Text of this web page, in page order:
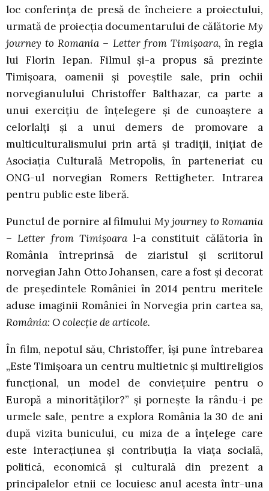
loc conferința de presă de încheiere a proiectului,
urmată de proiecția documentarului de călătorie My
journey to Romania – Letter from Timișoara, în regia
lui Florin Iepan. Filmul și-a propus să prezinte
Timișoara, oamenii și poveștile sale, prin ochii
norvegianulului Christoffer Balthazar, ca parte a
unui exercițiu de înțelegere și de cunoaștere a
celorlalți și a unui demers de promovare a
multiculturalismului prin artă și tradiții, inițiat de
Asociația Culturală Metropolis, în parteneriat cu
ONG-ul norvegian Romers Rettigheter. Intrarea
pentru public este liberă.
Punctul de pornire al filmului My journey to Romania
– Letter from Timișoaral-a constituit călătoria în
România întreprinsă de ziaristul și scriitorul
norvegian Jahn Otto Johansen, care a fost și decorat
de președintele României în 2014 pentru meritele
aduse imaginii României în Norvegia prin cartea sa,
România: O colecție de articole.
În film, nepotul său, Christoffer, își pune întrebarea
„Este Timișoara un centru multietnic și multireligios
funcțional, un model de conviețuire pentru o
Europă a minorităților?” și pornește la rându-i pe
urmele sale, pentre a explora România la 30 de ani
după vizita bunicului, cu miza de a înțelege care
este interacțiunea și contribuția la viața socială,
politică, economică și culturală din prezent a
principalelor etnii ce locuiesc anul acesta într-una